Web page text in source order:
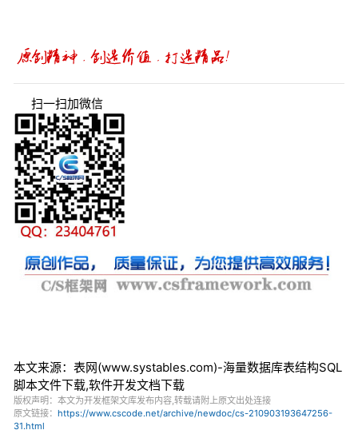
扫一扫加微信
本文来源：表网(www.systables.com)-海量数据库表结构SQL
脚本文件下载,软件开发文档下载
版权声明：本文为开发框架文库发布内容,转载请附上原文出处连接
原文链接： https://www.cscode.net/archive/newdoc/cs-210903193647256-
31.html